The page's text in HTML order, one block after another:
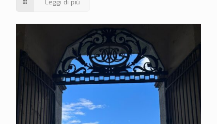
Leggi di più